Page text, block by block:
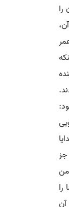
جز
من
طوفان آن